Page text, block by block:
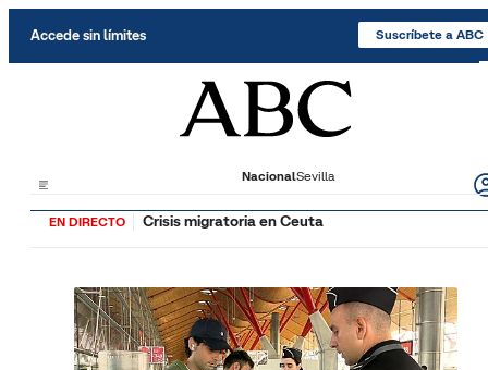
Accede sin límites Suscríbete a ABC
NacionalSevilla
EN DIRECTO Crisis migratoria en Ceuta